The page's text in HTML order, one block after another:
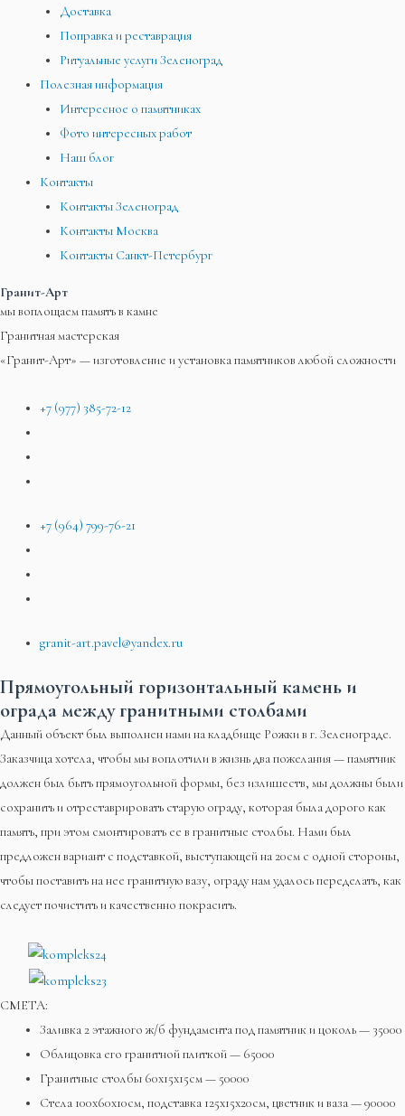
Доставка
Поправка и реставрация
Ритуальные услуги Зеленоград
Полезная информация
Интересное о памятниках
Фото интересных работ
Наш блог
Контакты
Контакты Зеленоград
Контакты Москва
Контакты Санкт-Петербург
Гранит-Арт
мы воплощаем память в камне
Гранитная мастерская
«Гранит-Арт» — изготовление и установка памятников любой сложности
+7 (977) 385-72-12
+7 (964) 799-76-21
granit-art.pavel@yandex.ru
Прямоугольный горизонтальный камень и
ограда между гранитными столбами
Данный объект был выполнен нами на кладбище Рожки в г. Зеленограде.
Заказчица хотела, чтобы мы воплотили в жизнь два пожелания — памятник
должен был быть прямоугольной формы, без излишеств, мы должны были
сохранить и отреставрировать старую ограду, которая была дорого как
память, при этом смонтировать ее в гранитные столбы. Нами был
предложен вариант с подставкой, выступающей на 20см с одной стороны,
чтобы поставить на нее гранитную вазу, ограду нам удалось переделать, как
следует почистить и качественно покрасить.
СМЕТА:
Заливка 2 этажного ж/б фундамента под памятник и цоколь — 35000
Облицовка его гранитной плиткой — 65000
Гранитные столбы 60х15х15см — 50000
Стела 100х60х10см, подставка 125х15х20см, цветник и ваза — 90000